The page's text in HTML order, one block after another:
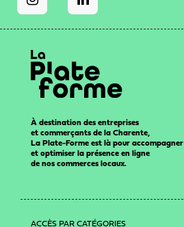
À destination des entreprises
et commerçants de la Charente,
La Plate-Forme est là pour accompagner
et optimiser la présence en ligne
de nos commerces locaux.
ACCÈS PAR CATÉGORIES